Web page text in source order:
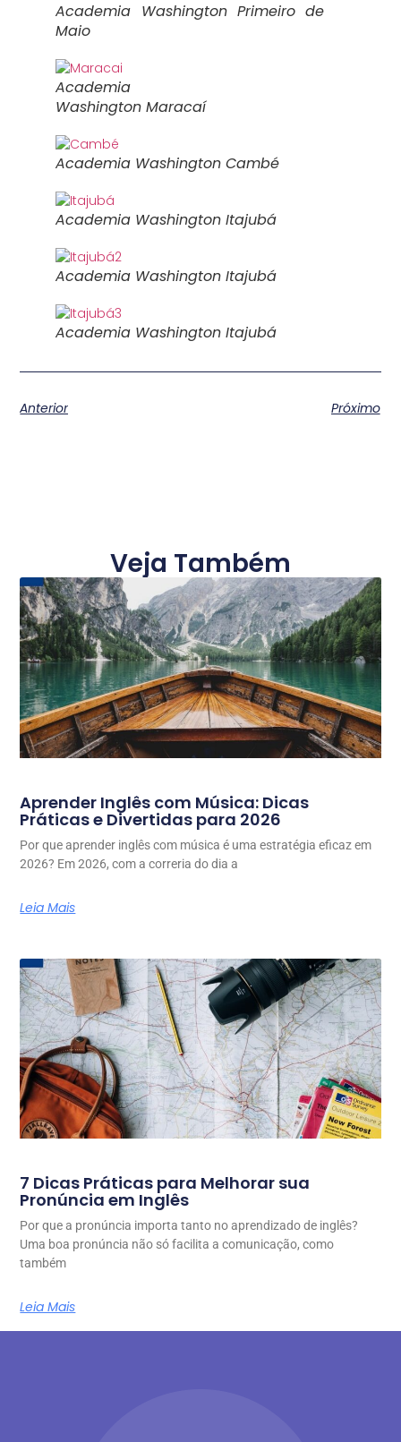
Academia Washington Primeiro de
Maio
Academia
Washington Maracaí
Academia Washington Cambé
Academia Washington Itajubá
Academia Washington Itajubá
Academia Washington Itajubá
Anterior Próximo
Veja Também
Aprender Inglês com Música: Dicas
Práticas e Divertidas para 2026
Por que aprender inglês com música é uma estratégia eficaz em
2026? Em 2026, com a correria do dia a
Leia Mais
7 Dicas Práticas para Melhorar sua
Pronúncia em Inglês
Por que a pronúncia importa tanto no aprendizado de inglês?
Uma boa pronúncia não só facilita a comunicação, como
também
Leia Mais